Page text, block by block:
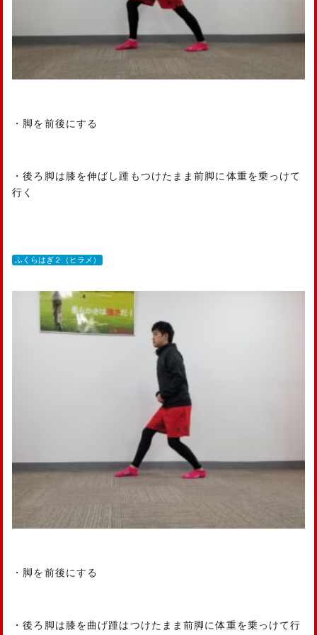
・脚を前後にする
・後ろ脚は膝を伸ばし踵もつけたまま前脚に体重を乗っけて
行く
ふくらはぎ２（ヒラメ）
・脚を前後にする
・後ろ脚は膝を曲げ踵はつけたまま前脚に体重を乗っけて行